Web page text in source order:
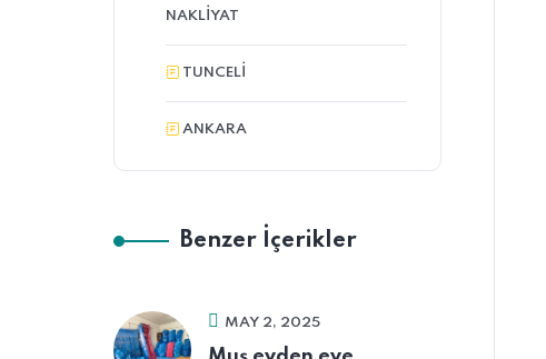
NAKLIYAT
TUNCELI
ANKARA
Benzer İçerikler
MAY 2, 2025